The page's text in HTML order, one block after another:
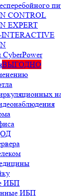
CONTROL
EXPERT
ВЫГОДНО
ИБП
ИБП